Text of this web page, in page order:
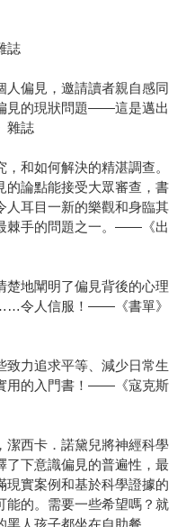
誌
人偏見，邀請讀者親自感同
見的現狀問題——這是邁出
雜誌
和如何解決的精湛調查。
的論點能接受大眾審查，書
人耳目一新的樂觀和身臨其
棘手的問題之一。——《出
楚地闡明了偏見背後的心理
令人信服！——《書單》
力追求平等、減少日常生
用的入門書！——《寇克斯
潔西卡．諾黛兒將神經科學
了下意識偏見的普遍性，最
現實案例和基於科學證據的
能的。需要一些希望嗎？就
人孩子都坐在自助餐